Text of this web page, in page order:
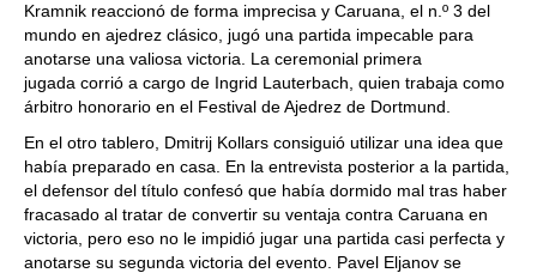
Kramnik reaccionó de forma imprecisa y Caruana, el n.º 3 del
mundo en ajedrez clásico, jugó una partida impecable para
anotarse una valiosa victoria. La ceremonial primera
jugada corrió a cargo de Ingrid Lauterbach, quien trabaja como
árbitro honorario en el Festival de Ajedrez de Dortmund.
En el otro tablero, Dmitrij Kollars consiguió utilizar una idea que
había preparado en casa. En la entrevista posterior a la partida,
el defensor del título confesó que había dormido mal tras haber
fracasado al tratar de convertir su ventaja contra Caruana en
victoria, pero eso no le impidió jugar una partida casi perfecta y
anotarse su segunda victoria del evento. Pavel Eljanov se